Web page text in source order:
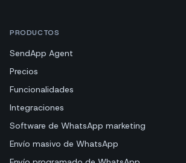
PRODUCTOS
SendApp Agent
Precios
Funcionalidades
Integraciones
Software de WhatsApp marketing
Envío masivo de WhatsApp